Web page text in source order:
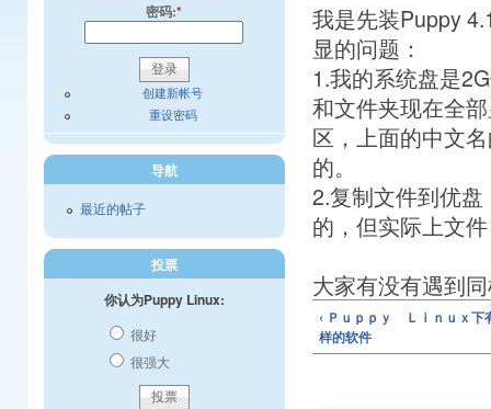
我是先装Puppy
显的问题：
1.我的系统盘是
和文件夹现在全
区，上面的中文
的。
2.复制文件到优
的，但实际上文
大家有没有遇到
‹ Ｐｕｐｐｙ Ｌｉｎｕｘ下
样的软件
密码:*
创建新帐号
重设密码
导航
最近的帖子
投票
你认为Puppy Linux:
很好
很强大